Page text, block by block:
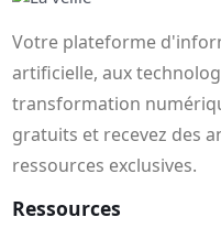
Votre plateforme
artificielle, aux
transformation
gratuits et recevez des
ressources exclusives.
Ressources